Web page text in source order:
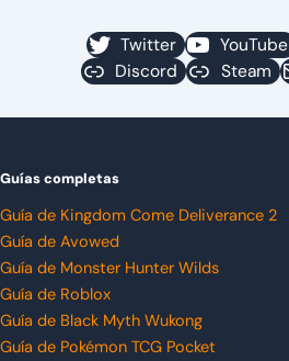
Twitter YouTube
Discord
Steam
Guías completas
Guía de Kingdom Come Deliverance 2
Guía de Avowed
Guía de Monster Hunter Wilds
Guía de Roblox
Guía de Black Myth Wukong
Guía de Pokémon TCG Pocket